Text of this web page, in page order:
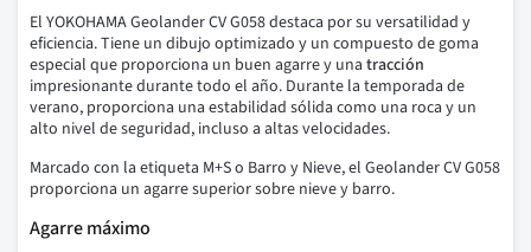
El YOKOHAMA Geolander CV G058 destaca por su versatilidad y
eficiencia. Tiene un dibujo optimizado y un compuesto de goma
especial que proporciona un buen agarre y una tracción
impresionante durante todo el año. Durante la temporada de
verano, proporciona una estabilidad sólida como una roca y un
alto nivel de seguridad, incluso a altas velocidades.
Marcado con la etiqueta M+S o Barro y Nieve, el Geolander CV G058
proporciona un agarre superior sobre nieve y barro.
Agarre máximo